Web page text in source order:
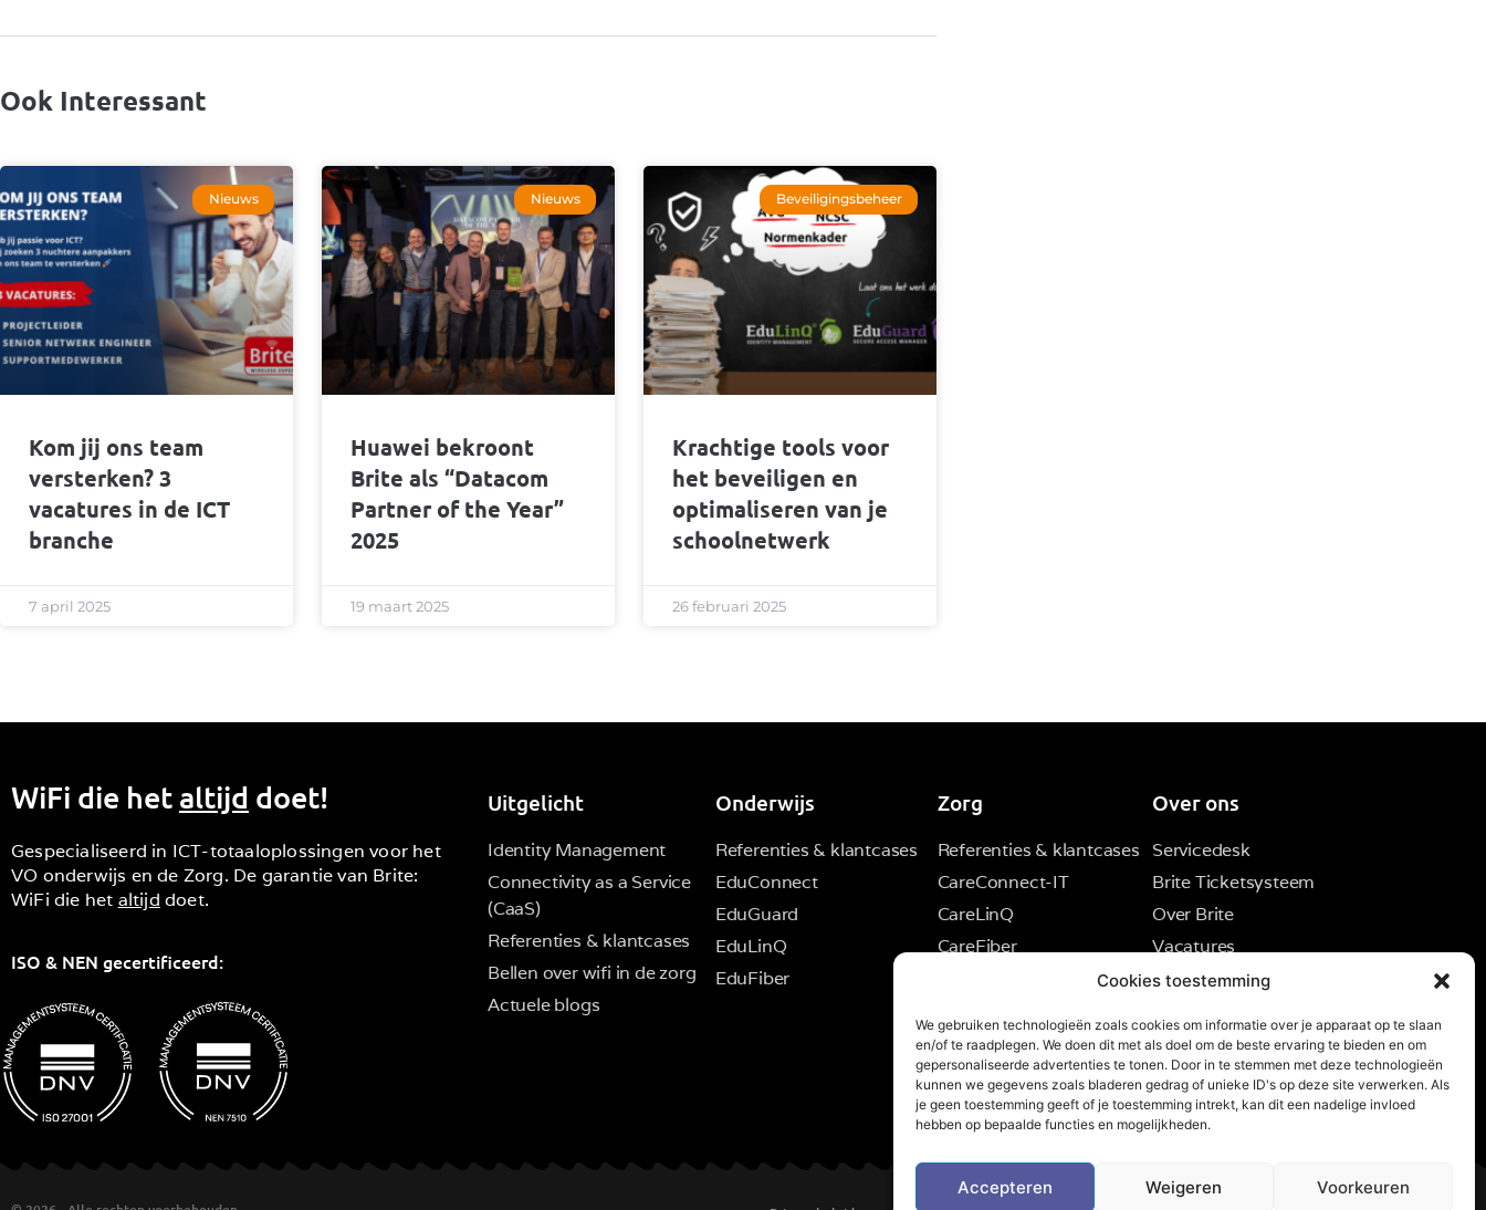
Cookies toestemming
We gebruiken technologieën zoals cookies om informatie over je apparaat op te slaan
en/of te raadplegen. We doen dit met als doel om de beste ervaring te bieden en om
gepersonaliseerde advertenties te tonen. Door in te stemmen met deze technologieën
kunnen we gegevens zoals bladeren gedrag of unieke ID's op deze site verwerken. Als
je geen toestemming geeft of je toestemming intrekt, kan dit een nadelige invloed
hebben op bepaalde functies en mogelijkheden.
Accepteren Weigeren Voorkeuren
Ook Interessant
Nieuws
Kom jij ons team
versterken? 3
vacatures in de ICT
branche
7 april 2025
Nieuws
Huawei bekroont
Brite als “Datacom
Partner of the Year”
2025
19 maart 2025
Beveiligingsbeheer
Krachtige tools voor
het beveiligen en
optimaliseren van je
schoolnetwerk
26 februari 2025
WiFi die het altijd doet!
Gespecialiseerd in ICT-totaaloplossingen voor het
VO onderwijs en de Zorg. De garantie van Brite:
WiFi die het altijd doet.
ISO & NEN gecertificeerd:
Uitgelicht
Identity Management
Connectivity as a Service
(CaaS)
Referenties & klantcases
Bellen over wifi in de zorg
Actuele blogs
Onderwijs
Referenties & klantcases
EduConnect
EduGuard
EduLinQ
EduFiber
Zorg
Referenties & klantcases
CareConnect-IT
CareLinQ
CareFiber
Over ons
Servicedesk
Brite Ticketsysteem
Over Brite
Vacatures
Contact